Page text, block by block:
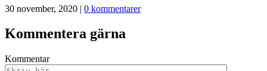
30 november, 2020 | 0 kommentarer
Kommentera gärna
Kommentar